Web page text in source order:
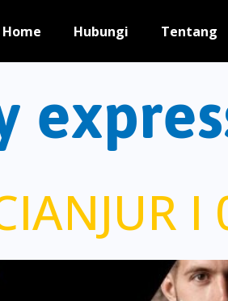
Home Hubungi Tentang